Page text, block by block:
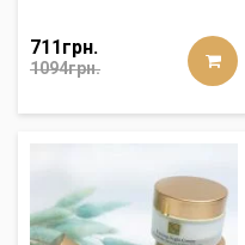
711грн.
1094грн.